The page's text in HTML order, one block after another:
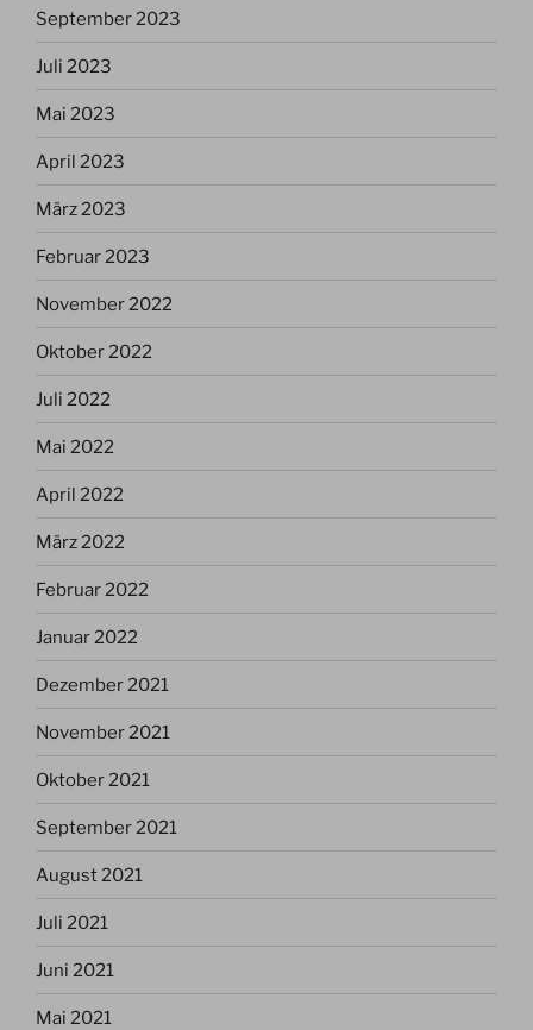
September 2023
Juli 2023
Mai 2023
April 2023
März 2023
Februar 2023
November 2022
Oktober 2022
Juli 2022
Mai 2022
April 2022
März 2022
Februar 2022
Januar 2022
Dezember 2021
November 2021
Oktober 2021
September 2021
August 2021
Juli 2021
Juni 2021
Mai 2021